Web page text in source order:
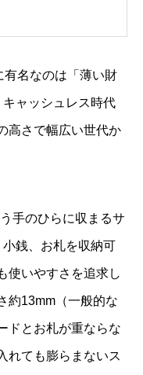
有名なのは「薄い財
ャッシュレス時代
高さで幅広い世代か
手のひらに収まるサ
銭、お札を収納可
使いやすさを追求し
約13mm（一般的な
ドとお札が重ならな
れても膨らまないス